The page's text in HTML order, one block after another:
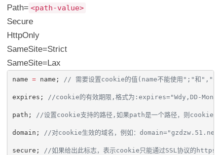
Path= <path-value>
Secure
HttpOnly
SameSite=Strict
SameSite=Lax
name = name; // 需要设置cookie的值(name不能使用";"和","号
expires; //cookie的有效期限,格式为:expires="Wdy,DD-Mon-
path; //设置cookie支持的路径,如果path是一个路径，则
domain; //对cookie生效的域名，例如：
secure; //如果给出此标志，表示cookie只能通过SSL协议的https